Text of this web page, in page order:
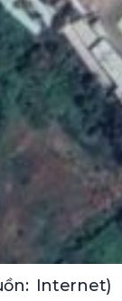
Internet)